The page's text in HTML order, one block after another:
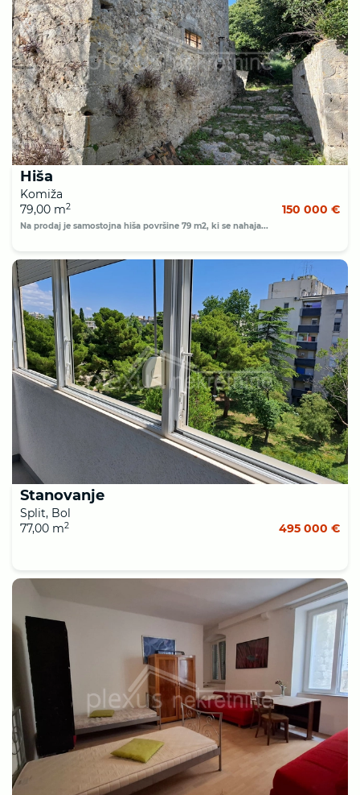
Hiša
Komiža
79,00 m2 150 000 €
Na prodaj je samostojna hiša površine 79 m2, ki se nahaja...
Stanovanje
Split, Bol
77,00 m2 495 000 €